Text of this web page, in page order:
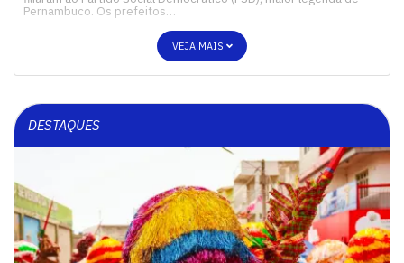
Pernambuco. Os prefeitos…
VEJA MAIS
DESTAQUES